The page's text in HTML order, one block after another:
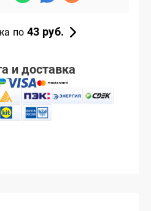
по 43 руб.
и доставка